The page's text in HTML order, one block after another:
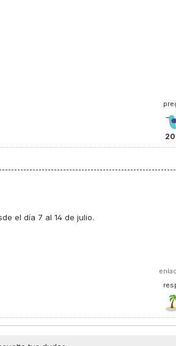
el día 7 al 14 de julio.